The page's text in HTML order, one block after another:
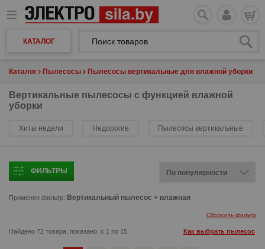
КАТАЛОГ
Каталог Пылесосы Пылесосы вертикальные для влажной уборки
Вертикальные пылесосы с функцией влажной
уборки
Хиты недели Недорогие Пылесосы вертикальные
ФИЛЬТРЫ
Применен фильтр: Вертикальный пылесос + влажная
Сбросить фильтр
Найдено 72 товара, показано: с 1 по 15 Как выбрать пылесос